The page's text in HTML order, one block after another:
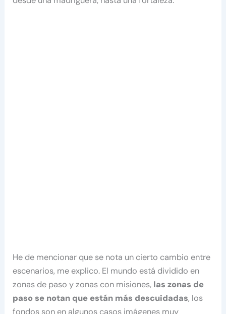
He de mencionar que se nota un cierto cambio entre
escenarios, me explico. El mundo está dividido en
zonas de paso y zonas con misiones, las zonas de
paso se notan que están más descuidadas, los
fondos son en algunos casos imágenes muy